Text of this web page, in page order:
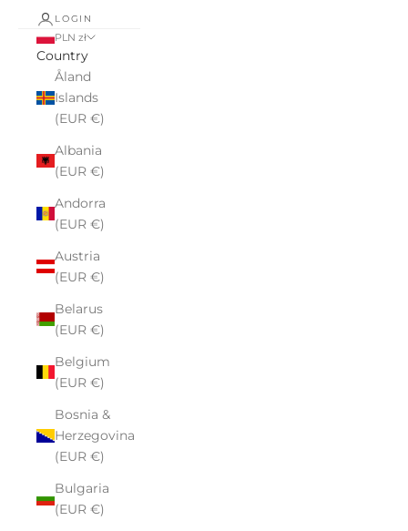
LOGIN
PLN zł
Country
Åland
Islands
(EUR €)
Albania
(EUR €)
Andorra
(EUR €)
Austria
(EUR €)
Belarus
(EUR €)
Belgium
(EUR €)
Bosnia &
Herzegovina
(EUR €)
Bulgaria
(EUR €)